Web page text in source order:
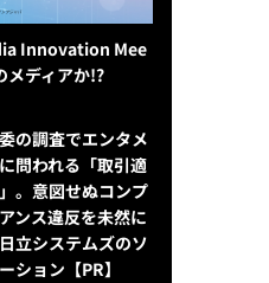
Innovation Mee
メディアか!?
の調査でエンタメ
問われる「取引適
。意図せぬコンプ
ンス違反を未然に
立システムズのソ
ション​【PR】